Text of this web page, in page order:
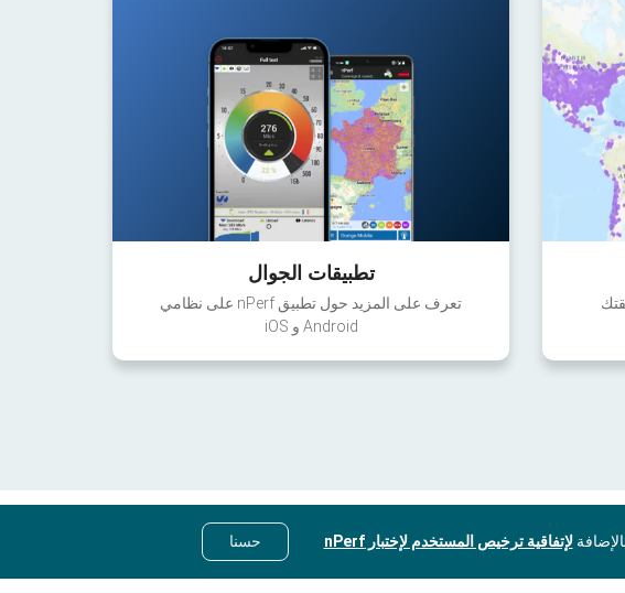
تطبيقات الجوال
تعرف على المزيد حول تطبيق nPerf على نظامي
Android و iOS
لإتفاقية ترخيص المستخدم لإختبار nPerf حسنا